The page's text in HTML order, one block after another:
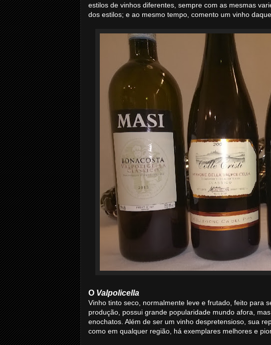
estilos de vinhos diferentes, sempre com as mesmas
dos estilos; e ao mesmo tempo, comento um vinho
O Valpolicella
Vinho tinto seco, normalmente leve e frutado, feito para
produção, possui grande popularidade mundo afora,
enochatos. Além de ser um vinho despretensioso, sua
como em qualquer região, há exemplares melhores e